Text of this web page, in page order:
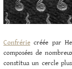
Confrérie créée par
composées de
constitua un cercle